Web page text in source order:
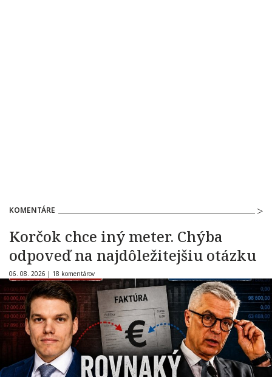
KOMENTÁRE
Korčok chce iný meter. Chýba
odpoveď na najdôležitejšiu otázku
06. 08. 2026 | 18 komentárov